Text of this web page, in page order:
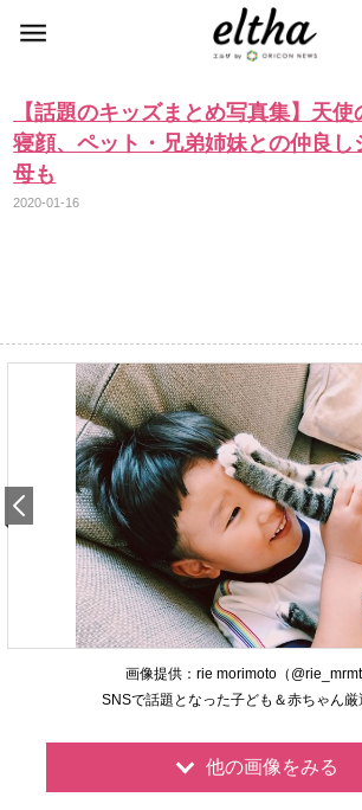
【話題のキッズまとめ写真集】天
寝顔、ペット・兄弟姉妹との仲良し
母も
2020-01-16
画像提供：rie morimoto（
SNSで話題となった子ども＆赤ちゃん厳
他の画像をみる